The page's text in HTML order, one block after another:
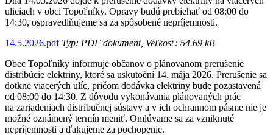
uliciach v obci Topoľníky. Opravy budú prebiehať od 08:00 do
14:30, ospravedlňujeme sa za spôsobené nepríjemnosti.
14.5.2026.pdfTyp: PDF dokument, Veľkosť: 54.69 kB
Obec Topoľníky informuje občanov o plánovanom prerušenie
distribúcie elektriny, ktoré sa uskutoční 14. mája 2026. Prerušenie sa
dotkne viacerých ulíc, pričom dodávka elektriny bude pozastavená
od 08:00 do 14:30. Z dôvodu vykonávania plánovaných prác
na zariadeniach distribučnej sústavy a v ich ochrannom pásme nie je
možné oznámený termín meniť. Omlúvame sa za vzniknuté
nepríjemnosti a ďakujeme za pochopenie.